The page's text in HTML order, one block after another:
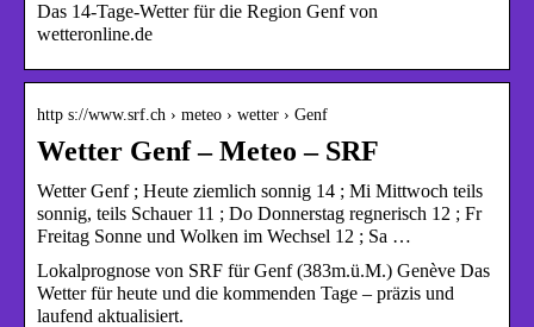
Das 14-Tage-Wetter für die Region Genf von
wetteronline.de
http s://www.srf.ch › meteo › wetter › Genf
Wetter Genf – Meteo – SRF
Wetter Genf ; Heute ziemlich sonnig 14 ; Mi Mittwoch teils
sonnig, teils Schauer 11 ; Do Donnerstag regnerisch 12 ; Fr
Freitag Sonne und Wolken im Wechsel 12 ; Sa …
Lokalprognose von SRF für Genf (383m.ü.M.) Genève Das
Wetter für heute und die kommenden Tage – präzis und
laufend aktualisiert.